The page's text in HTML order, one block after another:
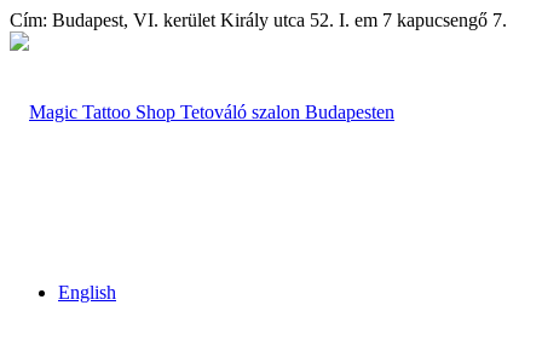
Cím: Budapest, VI. kerület Király utca 52. I. em 7 kapucsengő 7.
English